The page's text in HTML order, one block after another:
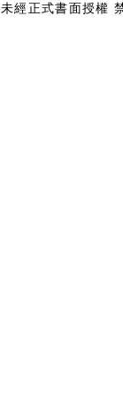
未經正式書面授權